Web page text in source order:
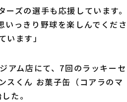
ズの選手も応援しています。
っきり野球を楽しんでくださ
ます」
アム店にて、7回のラッキーセ
スくん お菓子缶（コアラのマ
た。